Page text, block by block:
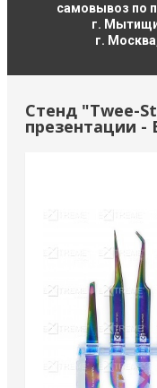
самовывоз по
г.
г.
Стенд "Twee-
презентации -